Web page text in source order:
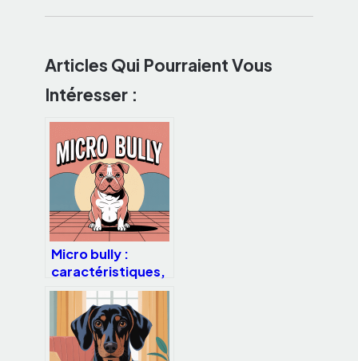
Articles Qui Pourraient Vous
Intéresser :
Micro bully :
caractéristiques,
santé, prix et
conseils avant
d’adopter